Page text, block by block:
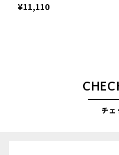
¥11,110
チェ